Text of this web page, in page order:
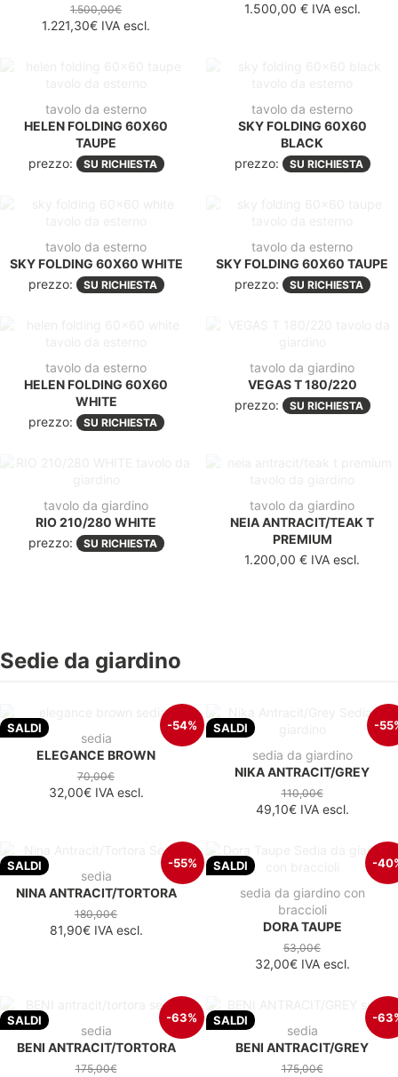
1.500,00€
1.221,30€ IVA escl.
1.500,00 €IVA escl.
tavolo da esterno
HELEN FOLDING 60X60
TAUPE
prezzo:
SU RICHIESTA
tavolo da esterno
SKY FOLDING 60X60
BLACK
prezzo:
SU RICHIESTA
tavolo da esterno
SKY FOLDING 60X60 WHITE
prezzo:
SU RICHIESTA
tavolo da esterno
SKY FOLDING 60X60 TAUPE
prezzo:
SU RICHIESTA
tavolo da esterno
HELEN FOLDING 60X60
WHITE
prezzo:
SU RICHIESTA
tavolo da giardino
VEGAS T 180/220
prezzo:
SU RICHIESTA
tavolo da giardino
RIO 210/280 WHITE
prezzo:
SU RICHIESTA
tavolo da giardino
NEIA ANTRACIT/TEAK T
PREMIUM
1.200,00 € IVA escl.
Sedie da giardino
SALDI -54%
sedia
ELEGANCE BROWN
70,00€
32,00€IVA escl.
SALDI -
sedia da giardino
NIKA ANTRACIT/GREY
110,00€
49,10€IVA escl.
SALDI -55%
sedia
NINA ANTRACIT/TORTORA
180,00€
81,90€IVA escl.
SALDI -
sedia da giardino con
braccioli
DORA TAUPE
53,00€
32,00€IVA escl.
SALDI -63%
sedia
BENI ANTRACIT/TORTORA
175,00€
SALDI -
sedia
BENI ANTRACIT/GREY
175,00€